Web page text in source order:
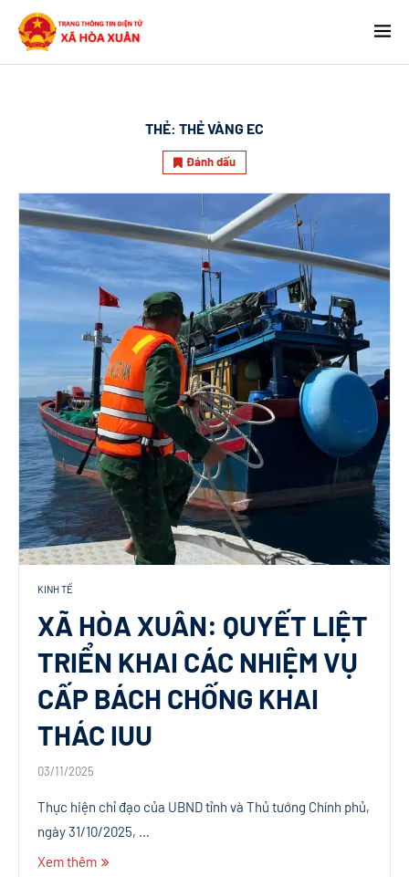
THẺ: THẺ VÀNG EC
Đánh dấu
KINH TẾ
XÃ HÒA XUÂN: QUYẾT LIỆT
TRIỂN KHAI CÁC NHIỆM VỤ
CẤP BÁCH CHỐNG KHAI
THÁC IUU
03/11/2025
Thực hiện chỉ đạo của UBND tỉnh và Thủ tướng Chính phủ,
ngày 31/10/2025, …
Xem thêm